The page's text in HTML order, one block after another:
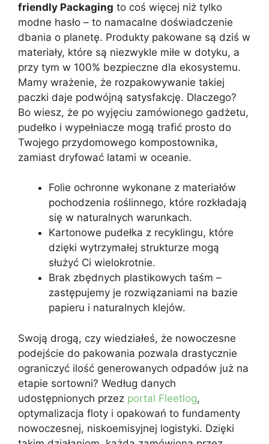
friendly Packaging to coś więcej niż tylko
modne hasło – to namacalne doświadczenie
dbania o planetę. Produkty pakowane są dziś w
materiały, które są niezwykle miłe w dotyku, a
przy tym w 100% bezpieczne dla ekosystemu.
Mamy wrażenie, że rozpakowywanie takiej
paczki daje podwójną satysfakcję. Dlaczego?
Bo wiesz, że po wyjęciu zamówionego gadżetu,
pudełko i wypełniacze mogą trafić prosto do
Twojego przydomowego kompostownika,
zamiast dryfować latami w oceanie.
Folie ochronne wykonane z materiałów
pochodzenia roślinnego, które rozkładają
się w naturalnych warunkach.
Kartonowe pudełka z recyklingu, które
dzięki wytrzymałej strukturze mogą
służyć Ci wielokrotnie.
Brak zbędnych plastikowych taśm –
zastępujemy je rozwiązaniami na bazie
papieru i naturalnych klejów.
Swoją drogą, czy wiedziałeś, że nowoczesne
podejście do pakowania pozwala drastycznie
ograniczyć ilość generowanych odpadów już na
etapie sortowni? Według danych
udostępnionych przez portal Fleetlog,
optymalizacja floty i opakowań to fundamenty
nowoczesnej, niskoemisyjnej logistyki. Dzięki